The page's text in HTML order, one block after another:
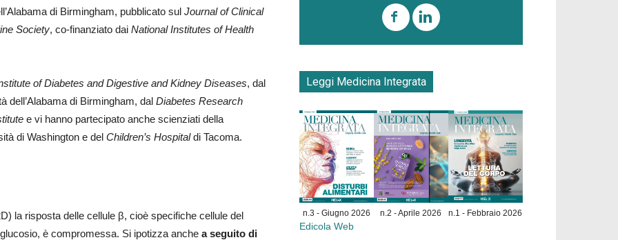
di Birmingham, pubblicato sul Journal of Clinical
Society, co-finanziato dai National Institutes of Health
of Diabetes and Digestive and Kidney Diseases, dal
dell’Alabama di Birmingham, dal Diabetes Research
e vi hanno partecipato anche scienziati della
di Washington e del Children’s Hospitaldi Tacoma.
la risposta delle cellule β, cioè specifiche cellule del
è compromessa. Si ipotizza anche a seguito di
Leggi Medicina Integrata
n.3 - Giugno 2026 n.2 - Aprile 2026 n.1 - Febbraio 2026
Edicola Web